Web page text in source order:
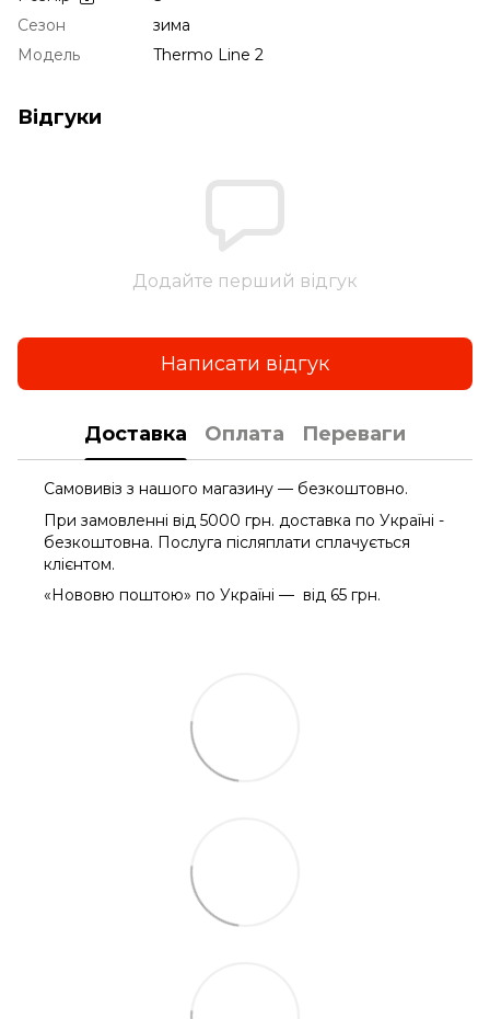
Сезон
зима
Модель
Thermo Line 2
Відгуки
Додайте перший відгук
Написати відгук
Доставка Оплата Переваги
Самовивіз з нашого магазину — безкоштовно.
При замовленні від 5000 грн. доставка по Україні -
безкоштовна. Послуга післяплати сплачується
клієнтом.
«Нововю поштою» по Україні — від 65 грн.